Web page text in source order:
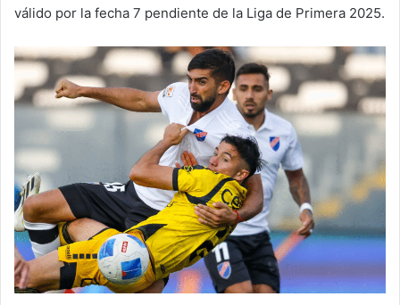
válido por la fecha 7 pendiente de la Liga de Primera 2025.